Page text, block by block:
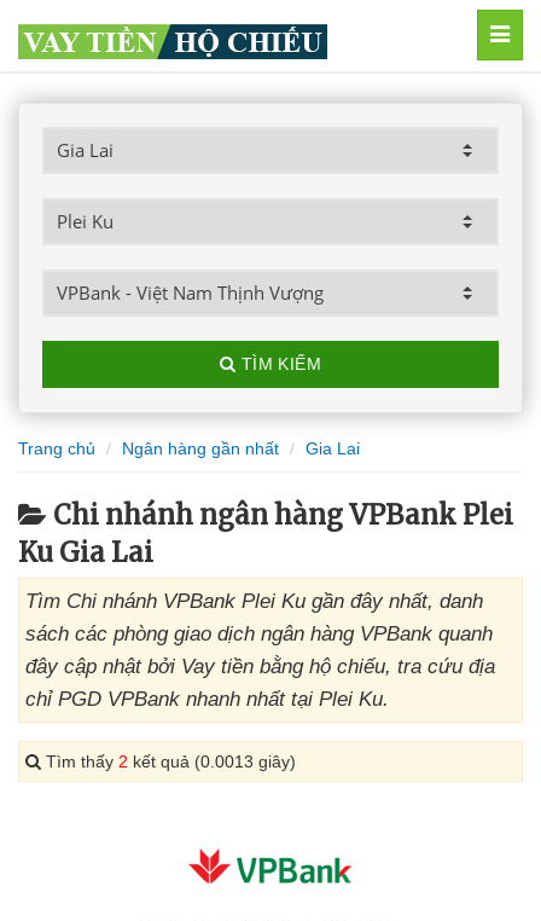
TÌM KIẾM
Trang chủ Ngân hàng gần nhất Gia Lai
Chi nhánh ngân hàng VPBank Plei
Ku Gia Lai
Tìm Chi nhánh VPBank Plei Ku gần đây nhất, danh
sách các phòng giao dịch ngân hàng VPBank quanh
đây cập nhật bởi Vay tiền bằng hộ chiếu, tra cứu địa
chỉ PGD VPBank nhanh nhất tại Plei Ku.
Tìm thấy 2 kết quả (0.0013 giây)